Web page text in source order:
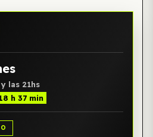
las 21hs
h 37 min